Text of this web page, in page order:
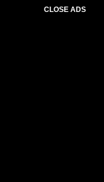
CLOSE ADS